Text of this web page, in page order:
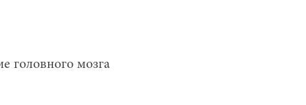
головного мозга